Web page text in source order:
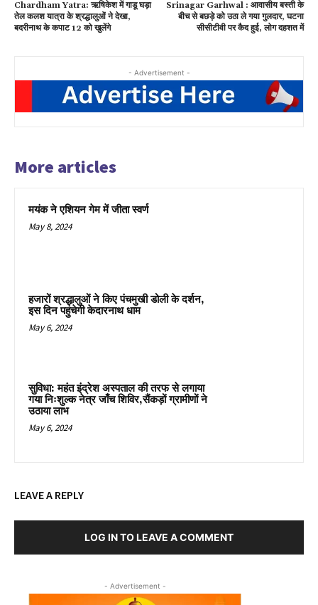
Chardham Yatra: ऋषिकेश में गाडू घड़ा
तेल कलश यात्रा के श्रद्धालुओं ने देखा,
बदरीनाथ के कपाट 12 को खुलेंगे
Srinagar Garhwal : आवासीय बस्ती के
बीच से बछड़े को उठा ले गया गुलदार, घटना
सीसीटीवी पर कैद हुई, लोग दहशत में
- Advertisement -
More articles
मयंक ने एशियन गेम में जीता स्वर्ण
May 8, 2024
हजारों श्रद्धालुओं ने किए पंचमुखी डोली के दर्शन,
इस दिन पहुंचेगी केदारनाथ धाम
May 6, 2024
सुविधा: महंत इंद्रेश अस्पताल की तरफ से लगाया
गया निःशुल्क नेत्र जाँच शिविर,सैंकड़ों ग्रामीणों ने
उठाया लाभ
May 6, 2024
LEAVE A REPLY
LOG IN TO LEAVE A COMMENT
- Advertisement -